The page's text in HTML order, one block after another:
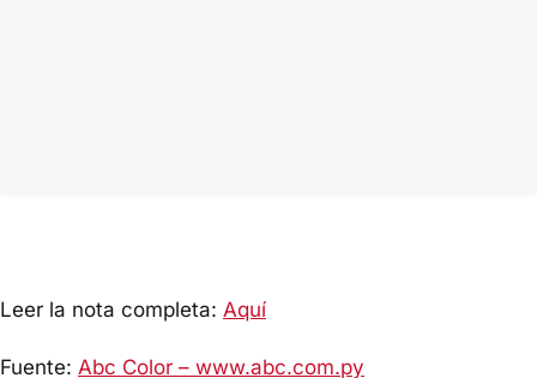
Leer la nota completa: Aquí
Fuente: Abc Color – www.abc.com.py